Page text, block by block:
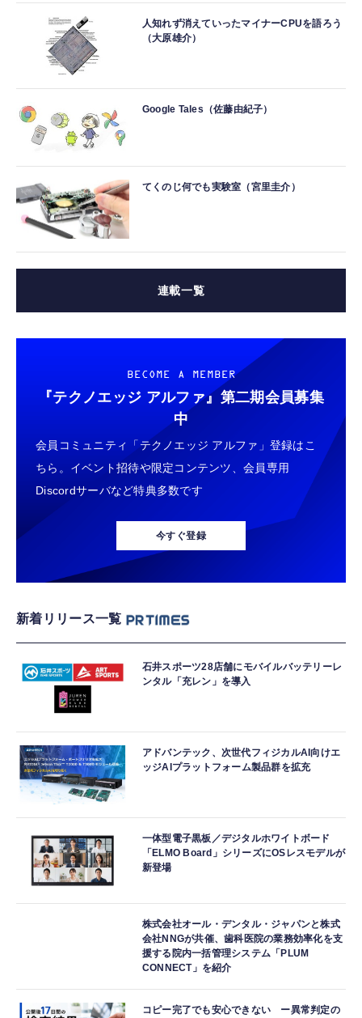
人知れず消えていったマイナーCPUを語ろう
（大原雄介）
Google Tales（佐藤由紀子）
てくのじ何でも実験室（宮里圭介）
連載一覧
BECOME A MEMBER
『テクノエッジ アルファ』 第二期会員募集
中
会員コミュニティ「テクノエッジ アルファ」登録はこ
ちら。イベント招待や限定コンテンツ、会員専用
Discordサーバなど特典多数です
今すぐ登録
新着リリース一覧
石井スポーツ28店舗にモバイルバッテリーレ
ンタル「充レン」を導入
アドバンテック、次世代フィジカルAI向けエ
ッジAIプラットフォーム製品群を拡充
一体型電子黒板／デジタルホワイトボード
「ELMO Board」シリーズにOSレスモデルが
新登場
株式会社オール・デンタル・ジャパンと株式
会社NNGが共催、歯科医院の業務効率化を支
援する院内一括管理システム「PLUM
CONNECT」を紹介
コピー完了でも安心できない ー異常判定の